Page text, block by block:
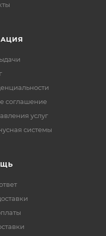
соглашение
услуг
системы